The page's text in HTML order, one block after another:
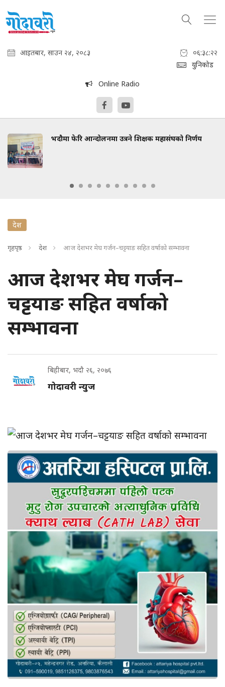
आइतबार, साउन २४, २०८३
०६:३८:२३
युनिकोड
Online Radio
भदौमा फेरि आन्दोलनमा उत्रने शिक्षक महासंघको निर्णय
देश
गृहपृष्ठ देश आज देशभर मेघ गर्जन–चट्टयाङ सहित वर्षाको सम्भावना
आज देशभर मेघ गर्जन–
चट्टयाङ सहित वर्षाको
सम्भावना
बिहीबार, भदौ २६, २०७६
गोदावरी न्युज